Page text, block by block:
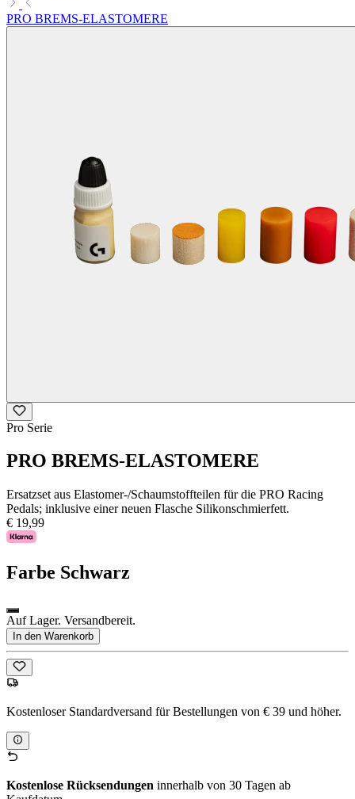
PRO BREMS-ELASTOMERE
Pro Serie
PRO BREMS-ELASTOMERE
Ersatzset aus Elastomer-/Schaumstoffteilen für die PRO Racing
Pedals; inklusive einer neuen Flasche Silikonschmierfett.
€ 19,99
Farbe Schwarz
Auf Lager. Versandbereit.
In den Warenkorb
Kostenloser Standardversand für Bestellungen von € 39 und höher.
Kostenlose Rücksendungen innerhalb von 30 Tagen ab